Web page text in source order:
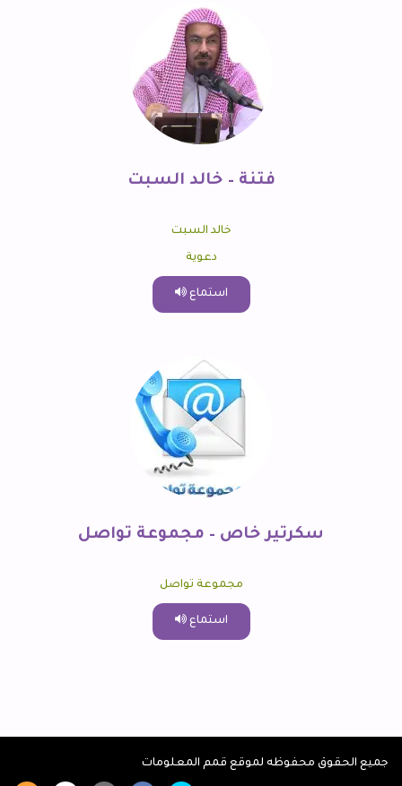
فتنة – خالد السبت
خالد السبت
دعوية
استماع
سكرتير خاص – مجموعة تواصل
مجموعة تواصل
استماع
جميع الحقوق محفوظه لموقع قمم المعلومات